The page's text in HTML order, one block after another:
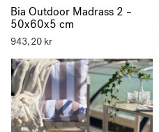
Bia Outdoor Madrass 2 –
50x60x5 cm
943,20 kr